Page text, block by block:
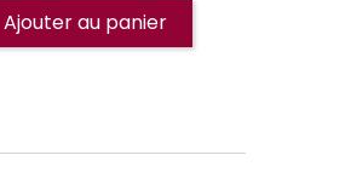
Ajouter au panier